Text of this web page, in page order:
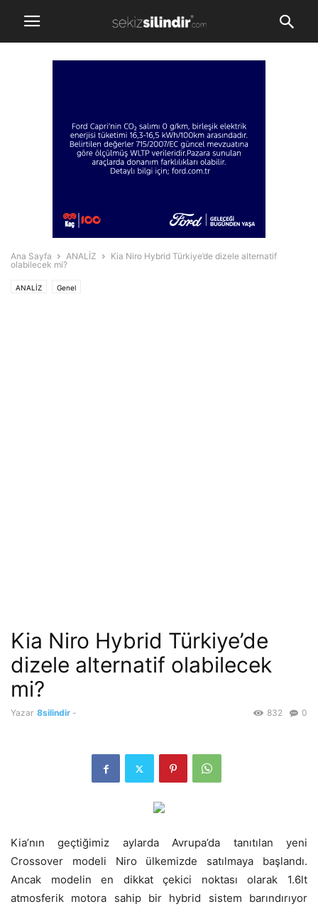
Ana Sayfa ANALİZ
Kia Niro Hybrid Türkiye’de dizele alternatif
olabilecek mi?
ANALİZ Genel
Kia Niro Hybrid Türkiye’de
dizele alternatif olabilecek
mi?
Yazar 8silindir - 0
832
Kia’nın geçtiğimiz aylarda Avrupa’da tanıtılan yeni
Crossover modeli Niro ülkemizde satılmaya başlandı.
Ancak modelin en dikkat çekici noktası olarak 1.6lt
atmosferik motora sahip bir hybrid sistem barındırıyor